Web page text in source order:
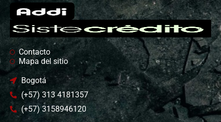
Contacto
Mapa del sitio
Bogotá
(+57) 313 4181357
(+57) 3158946120